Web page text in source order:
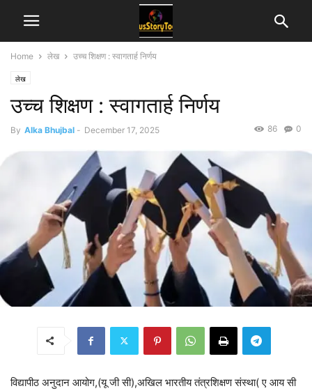
Home लेख उच्च शिक्षण : स्वागतार्ह निर्णय
लेख
उच्च शिक्षण : स्वागतार्ह निर्णय
By Alka Bhujbal - December 17, 2025 0
86
विद्यापीठ अनुदान आयोग,(यू जी सी),अखिल भारतीय तंत्रशिक्षण संस्था( ए आय सी